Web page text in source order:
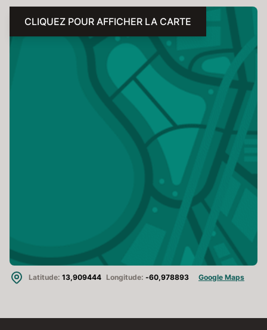
CLIQUEZ POUR AFFICHER LA CARTE
Latitude: 13,909444 Longitude: -60,978893 Google Maps